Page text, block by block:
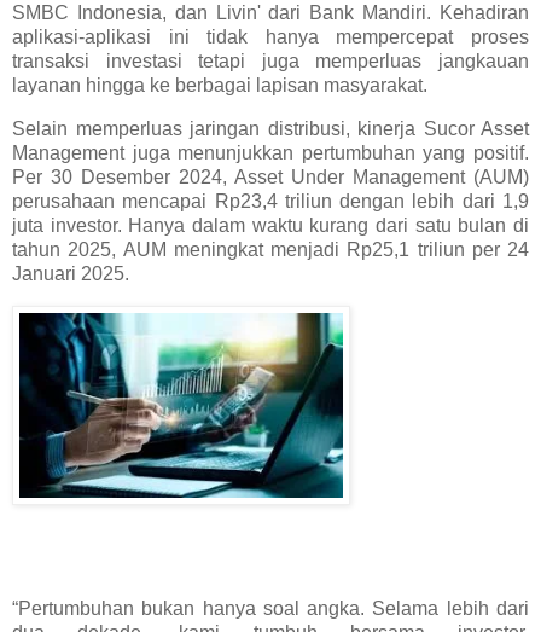
SMBC Indonesia, dan Livin' dari Bank Mandiri. Kehadiran
aplikasi-aplikasi ini tidak hanya mempercepat proses
transaksi investasi tetapi juga memperluas jangkauan
layanan hingga ke berbagai lapisan masyarakat.
Selain memperluas jaringan distribusi, kinerja Sucor Asset
Management juga menunjukkan pertumbuhan yang positif.
Per 30 Desember 2024, Asset Under Management (AUM)
perusahaan mencapai Rp23,4 triliun dengan lebih dari 1,9
juta investor. Hanya dalam waktu kurang dari satu bulan di
tahun 2025, AUM meningkat menjadi Rp25,1 triliun per 24
Januari 2025.
“Pertumbuhan bukan hanya soal angka. Selama lebih dari